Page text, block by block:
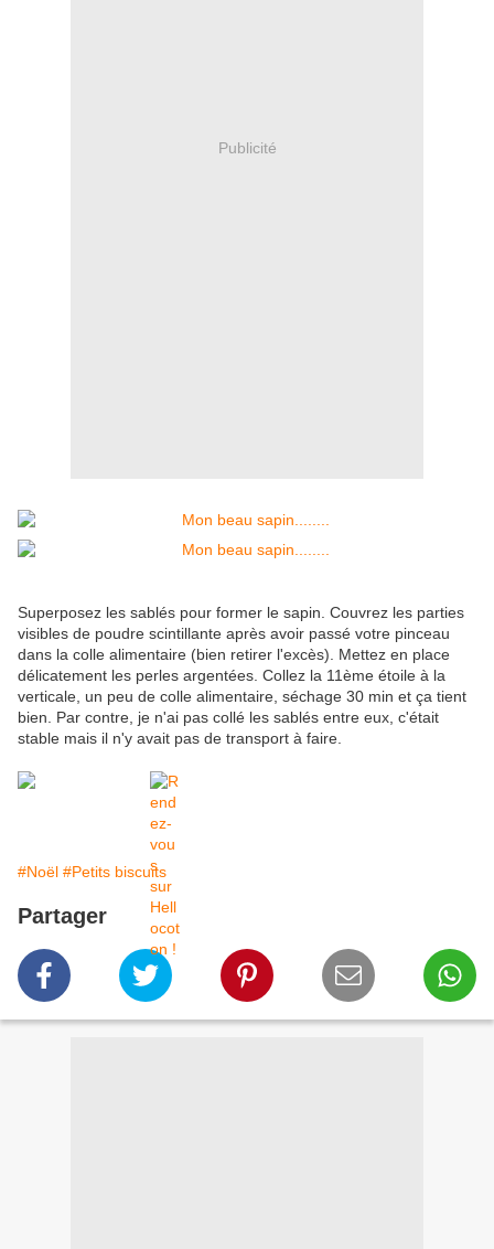
Publicité
Superposez les sablés pour former le sapin. Couvrez les parties
visibles de poudre scintillante après avoir passé votre pinceau
dans la colle alimentaire (bien retirer l'excès). Mettez en place
délicatement les perles argentées. Collez la 11ème étoile à la
verticale, un peu de colle alimentaire, séchage 30 min et ça tient
bien. Par contre, je n'ai pas collé les sablés entre eux, c'était
stable mais il n'y avait pas de transport à faire.
#Noël #Petits biscuits
Partager